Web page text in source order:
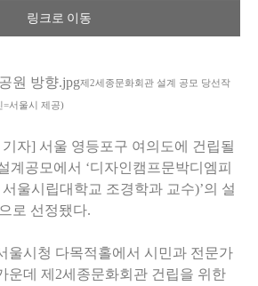
링크로 이동
제2세종문화회관 설계 공모 당선작
=서울시 제공)
자] 서울 영등포구 여의도에 건립될
계공모에서 ‘디자인캠프문박디엠피
울시립대학교 조경학과 교수)’의 설
로 선정됐다.
울시청 다목적홀에서 시민과 전문가
운데 제2세종문화회관 건립을 위한